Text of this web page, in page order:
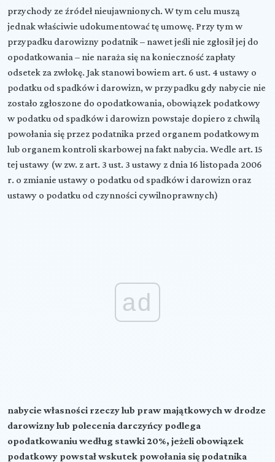
przychody ze źródeł nieujawnionych. W tym celu muszą
jednak właściwie udokumentować tę umowę. Przy tym w
przypadku darowizny podatnik – nawet jeśli nie zgłosił jej do
opodatkowania – nie naraża się na konieczność zapłaty
odsetek za zwłokę. Jak stanowi bowiem art. 6 ust. 4 ustawy o
podatku od spadków i darowizn, w przypadku gdy nabycie nie
zostało zgłoszone do opodatkowania, obowiązek podatkowy
w podatku od spadków i darowizn powstaje dopiero z chwilą
powołania się przez podatnika przed organem podatkowym
lub organem kontroli skarbowej na fakt nabycia. Wedle art. 15
tej ustawy (w zw. z art. 3 ust. 3 ustawy z dnia 16 listopada 2006
r. o zmianie ustawy o podatku od spadków i darowizn oraz
ustawy o podatku od czynności cywilnoprawnych)
ad
nabycie własności rzeczy lub praw majątkowych w drodze
darowizny lub polecenia darczyńcy podlega
opodatkowaniu według stawki 20%, jeżeli obowiązek
podatkowy powstał wskutek powołania się podatnika